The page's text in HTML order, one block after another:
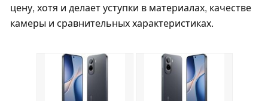
цену, хотя и делает уступки в материалах, качестве
камеры и сравнительных характеристиках.